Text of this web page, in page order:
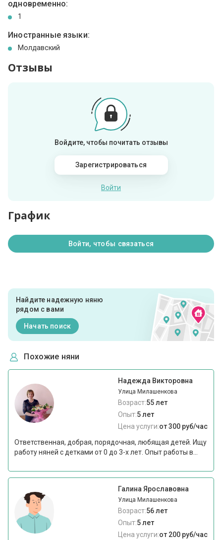
одновременно:
1
Иностранные языки:
Молдавский
Отзывы
Войдите, чтобы почитать отзывы
Зарегистрироваться
Войти
График
Войти, чтобы связаться
Найдите надежную няню
рядом с вами
Начать поиск
Похожие няни
Надежда Викторовна
Улица Милашенкова
Возраст:55 лет
Опыт:5 лет
Цена услуги:от 300 руб/час
Ответственная, добрая, порядочная, любящая детей. Ищу
работу няней с детками от 0 до 3-х лет. Опыт работы в...
Галина Ярославовна
Улица Милашенкова
Возраст:56 лет
Опыт:5 лет
Цена услуги:от 200 руб/час